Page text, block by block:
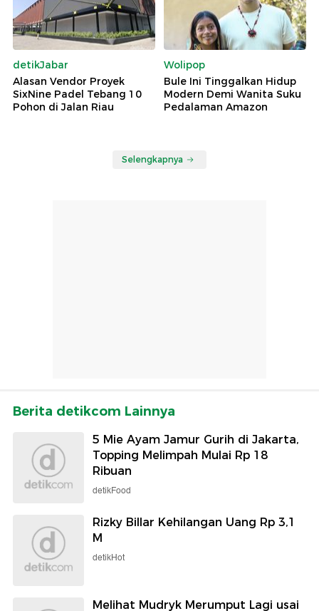
detikJabar
Alasan Vendor Proyek
SixNine Padel Tebang 10
Pohon di Jalan Riau
Wolipop
Bule Ini Tinggalkan Hidup
Modern Demi Wanita Suku
Pedalaman Amazon
Selengkapnya
Berita detikcom Lainnya
5 Mie Ayam Jamur Gurih di Jakarta,
Topping Melimpah Mulai Rp 18
Ribuan
detikFood
Rizky Billar Kehilangan Uang Rp 3,1
M
detikHot
Melihat Mudryk Merumput Lagi usai